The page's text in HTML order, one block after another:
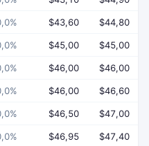
$43,60 $44,80
$45,00 $45,00
$46,00 $46,00
$46,00 $46,60
$46,50 $47,00
$46,95 $47,40